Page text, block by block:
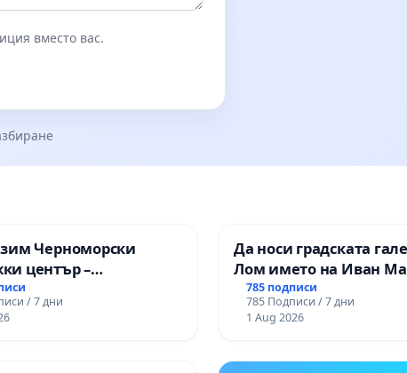
вместо вас.
Черноморски
център –
за младите на
/ 7 дни
Да носи градската
Лом името на Иван
785 подписи
785 Подписи / 7 дни
1 Aug 2026